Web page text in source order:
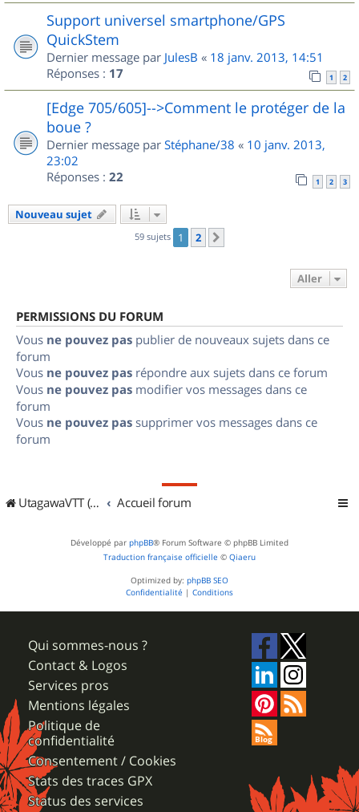
Support universel smartphone/GPS
QuickStem
Dernier message par JulesB « 18 janv. 2013, 14:51
Réponses : 17 1 2
[Edge 705/605]-->Comment le protéger de la
boue ?
Dernier message par Stéphane/38 « 10 janv. 2013,
23:02
Réponses : 22 1 2 3
Nouveau sujet
59 sujets 1 2
Aller
PERMISSIONS DU FORUM
Vous ne pouvez pas publier de nouveaux sujets dans ce
forum
Vous ne pouvez pas répondre aux sujets dans ce forum
Vous ne pouvez pas modifier vos messages dans ce
forum
Vous ne pouvez pas supprimer vos messages dans ce
forum
UtagawaVTT (Randos VTT et VTTAE avec traces GPS) Accueil forum
Développé par phpBB® Forum Software © phpBB Limited
Traduction française officielle © Qiaeru
Optimized by: phpBB SEO
Confidentialité | Conditions
Qui sommes-nous ?
Contact & Logos
Services pros
Mentions légales
Politique de
confidentialité
Consentement / Cookies
Stats des traces GPX
Status des services